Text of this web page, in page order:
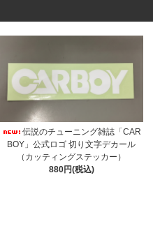
伝説のチューニング雑誌「CAR
BOY」公式ロゴ 切り文字デカール
（カッティングステッカー）
880円(税込)